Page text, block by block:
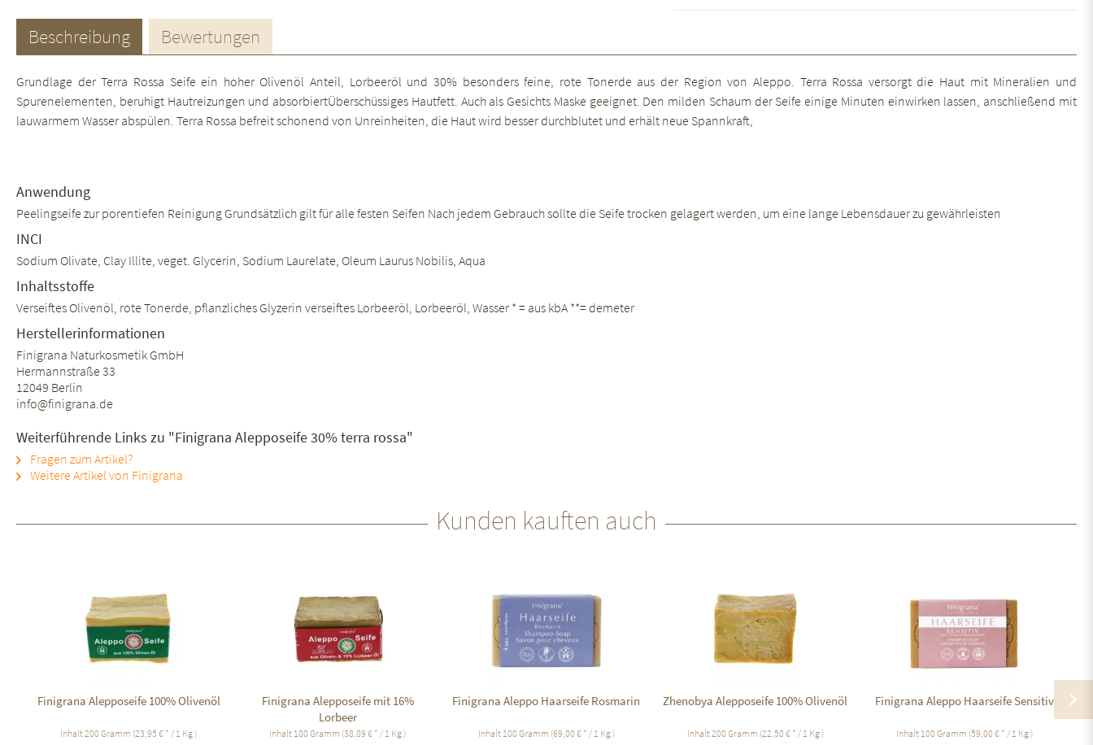
Beschreibung Bewertungen
Grundlage der Terra Rossa Seife ein hoher Olivenöl Anteil, Lorbeeröl und 30% besonders feine, rote Tonerde aus der Region von Aleppo. Terra Rossa versorgt die Haut mit Mineralien und
Spurenelementen, beruhigt Hautreizungen und absorbiertÜberschüssiges Hautfett. Auch als Gesichts Maske geeignet. Den milden Schaum der Seife einige Minuten einwirken lassen, anschließend mit
lauwarmem Wasser abspülen. Terra Rossa befreit schonend von Unreinheiten, die Haut wird besser durchblutet und erhält neue Spannkraft,
Anwendung
Peelingseife zur porentiefen Reinigung Grundsätzlich gilt für alle festen Seifen Nach jedem Gebrauch sollte die Seife trocken gelagert werden, um eine lange Lebensdauer zu gewährleisten
INCI
Sodium Olivate, Clay Illite, veget. Glycerin, Sodium Laurelate, Oleum Laurus Nobilis, Aqua
Inhaltsstoffe
Verseiftes Olivenöl, rote Tonerde, pflanzliches Glyzerin verseiftes Lorbeeröl, Lorbeeröl, Wasser * = aus kbA **= demeter
Herstellerinformationen
Finigrana Naturkosmetik GmbH
Hermannstraße 33
12049 Berlin
info@finigrana.de
Weiterführende Links zu "Finigrana Alepposeife 30% terra rossa"
Fragen zum Artikel?
Weitere Artikel von Finigrana
Kunden kauften auch
Finigrana Alepposeife 100% Olivenöl
Inhalt200 Gramm (23,95 € * / 1 Kg )
Finigrana Alepposeife mit 16%
Lorbeer
Inhalt 180 Gramm (38,89 € * / 1 Kg )
Finigrana Aleppo Haarseife Rosmarin
Inhalt 100 Gramm (69,00 € * / 1 Kg )
Zhenobya Alepposeife 100% Olivenöl
Inhalt200 Gramm (22,50 € * / 1 Kg )
Finigrana Aleppo Haarseife Sensitiv
Inhalt 100 Gramm (59,00 € * / 1 Kg )